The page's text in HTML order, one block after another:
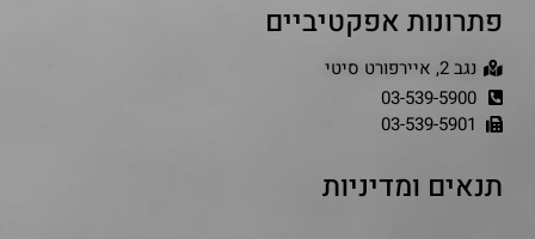
פתרונות אפקטיביים
נגב 2, איירפורט סיטי
03-539-5900
03-539-5901
תנאים ומדיניות